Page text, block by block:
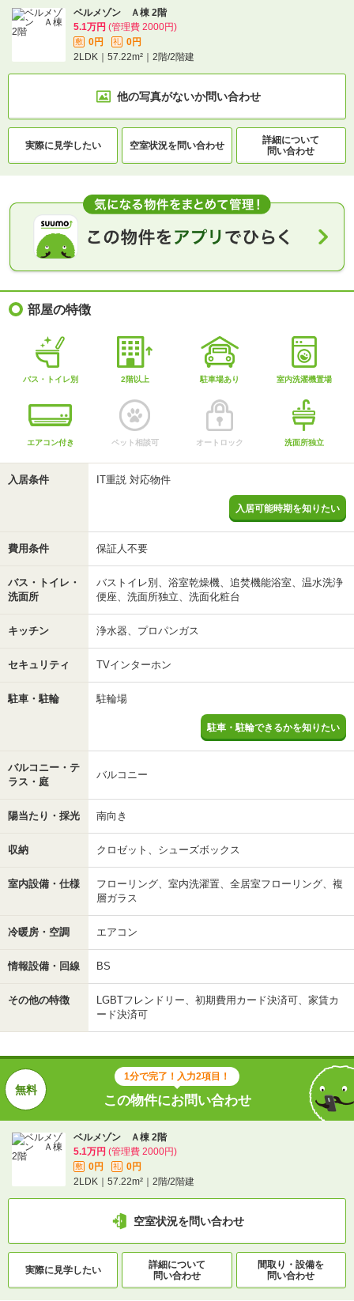
ベルメゾン Ａ棟 2階
5.1万円 (管理費 2000円)
敷 0円 礼
0円
2LDK｜57.22m²｜2階/2階建
他の写真がないか問い合わせ
実際に見学したい 空室状況を問い合わせ
詳細について
問い合わせ
部屋の特徴
バス・トイレ別 2階以上 駐車場あり 室内洗濯機置場
エアコン付き ペット相談可 オートロック 洗面所独立
入居条件 IT重説 対応物件
入居可能時期を知りたい
費用条件 保証人不要
バス・トイレ・
洗面所
バストイレ別、浴室乾燥機、追焚機能浴室、温水洗浄
便座、洗面所独立、洗面化粧台
キッチン 浄水器、プロパンガス
セキュリティ TVインターホン
駐車・駐輪 駐輪場
駐車・駐輪できるかを知りたい
バルコニー・テ
ラス・庭
バルコニー
陽当たり・採光 南向き
収納 クロゼット、シューズボックス
室内設備・仕様
フローリング、室内洗濯置、全居室フローリング、複
層ガラス
冷暖房・空調 エアコン
情報設備・回線 BS
その他の特徴
LGBTフレンドリー、初期費用カード決済可、家賃カ
ード決済可
1分で完了！入力2項目！
この物件にお問い合わせ
ベルメゾン Ａ棟 2階
5.1万円 (管理費 2000円)
敷 0円 礼
0円
2LDK｜57.22m²｜2階/2階建
空室状況を問い合わせ
実際に見学したい
詳細について
問い合わせ
間取り・設備を
問い合わせ